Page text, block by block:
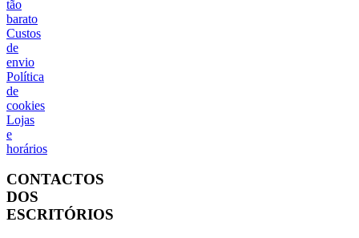
tão
barato
Custos
de
envio
Política
de
cookies
Lojas
e
horários
CONTACTOS
DOS
ESCRITÓRIOS